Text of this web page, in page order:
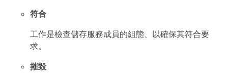
符合
工作是檢查儲存服務成員的組態、以確保其符合要
求。
摧毀